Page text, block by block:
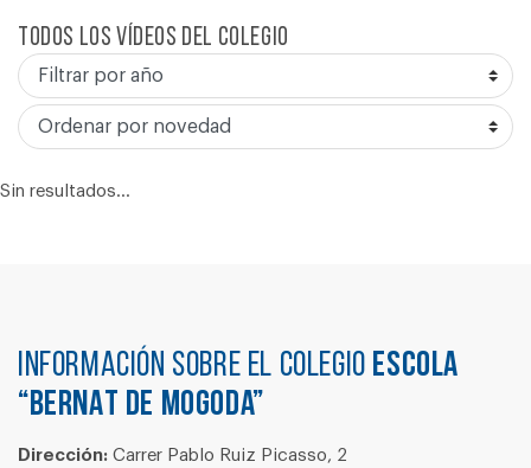
Todos los vídeos del colegio
Sin resultados...
Información sobre el colegio ESCOLA
“BERNAT DE MOGODA”
Dirección: Carrer Pablo Ruiz Picasso, 2